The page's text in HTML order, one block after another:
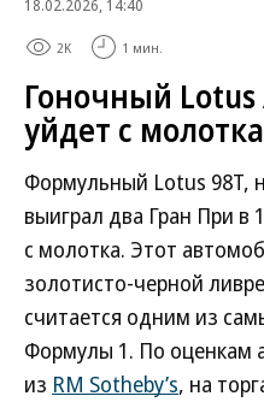
18.02.2026, 14:40
2K 1 мин.
Гоночный
уйдет с молотка
Формульный Lotus 98T,
выиграл два Гран При в
с молотка. Этот
золотисто-черной
считается одним из
Формулы 1. По оценкам
из RM Sotheby’s, на